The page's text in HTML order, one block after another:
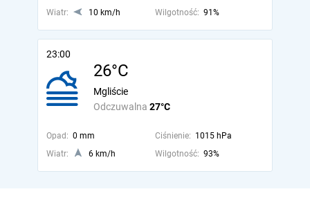
Wiatr: 10 km/h Wilgotność: 91%
23:00
26°C
Odczuwalna 27°C
Mgliście
Opad: 0 mm Ciśnienie: 1015 hPa
Wiatr:
6 km/h Wilgotność: 93%